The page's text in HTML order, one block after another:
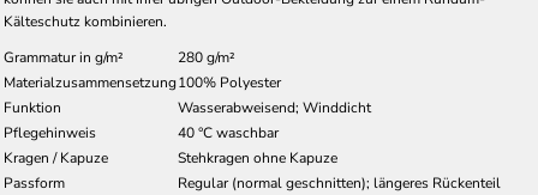
Kälteschutz kombinieren.
Grammatur in g/m²
280 g/m²
Materialzusammensetzung100% Polyester
Funktion
Wasserabweisend; Winddicht
Pflegehinweis
40 °C waschbar
Kragen / Kapuze
Stehkragen ohne Kapuze
Passform
Regular (normal geschnitten); längeres Rückenteil